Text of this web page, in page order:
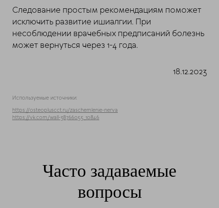
Следование простым рекомендациям поможет
исключить развитие ишиалгии. При
несоблюдении врачебных предписаний болезнь
может вернуться через 1-4 года.
18.12.2023
Используемые источники:
https://osteopluscct.ru/zaschemlenie-nerva
https://vk.com/wall-38766055_10846
Часто задаваемые
вопросы